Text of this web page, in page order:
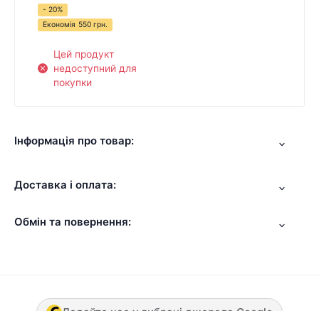
- 20%
Економія 550 грн.
Цей продукт
недоступний для
покупки
Інформація про товар:
Доставка і оплата:
Обмін та повернення: